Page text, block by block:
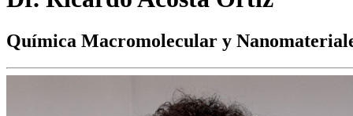
Química Macromolecular y